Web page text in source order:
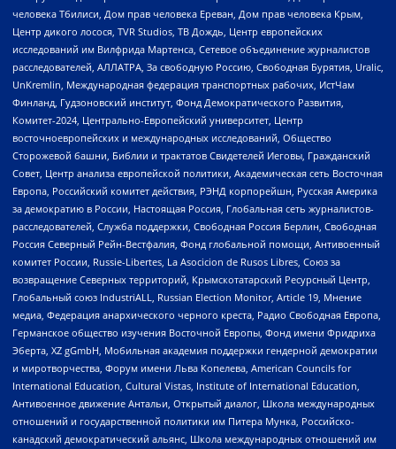
человека Тбилиси, Дом прав человека Ереван, Дом прав человека Крым,
Центр дикого лосося, TVR Studios, ТВ Дождь, Центр европейских
исследований им Вилфрида Мартенса, Сетевое объединение журналистов
расследователей, АЛЛАТРА, За свободную Россию, Свободная Бурятия, Uralic,
UnKremlin, Международная федерация транспортных рабочих, ИстЧам
Финланд, Гудзоновский институт, Фонд Демократического Развития,
Комитет-2024, Центрально-Европейский университет, Центр
восточноевропейских и международных исследований, Общество
Сторожевой башни, Библии и трактатов Свидетелей Иеговы, Гражданский
Совет, Центр анализа европейской политики, Академическая сеть Восточная
Европа, Российский комитет действия, РЭНД корпорейшн, Русская Америка
за демократию в России, Настоящая Россия, Глобальная сеть журналистов-
расследователей, Служба поддержки, Свободная Россия Берлин, Свободная
Россия Северный Рейн-Вестфалия, Фонд глобальной помощи, Антивоенный
комитет России, Russie-Libertes, La Asocicion de Rusos Libres, Союз за
возвращение Северных территорий, Крымскотатарский Ресурсный Центр,
Глобальный союз IndustriALL, Russian Election Monitor, Article 19, Мнение
медиа, Федерация анархического черного креста, Радио Свободная Европа,
Германское общество изучения Восточной Европы, Фонд имени Фридриха
Эберта, XZ gGmbH, Мобильная академия поддержки гендерной демократии
и миротворчества, Форум имени Льва Копелева, American Councils for
International Education, Cultural Vistas, Institute of International Education,
Антивоенное движение Антальи, Открытый диалог, Школа международных
отношений и государственной политики им Питера Мунка, Российско-
канадский демократический альянс, Школа международных отношений им